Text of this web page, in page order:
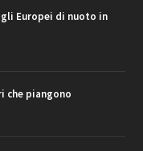
Europei di nuoto in
che piangono